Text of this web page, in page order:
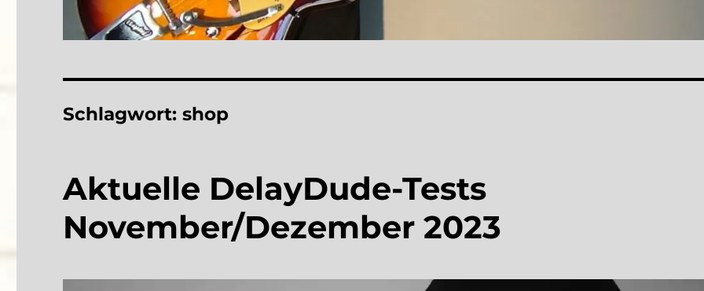
Schlagwort:shop
Aktuelle DelayDude-Tests
November/Dezember 2023